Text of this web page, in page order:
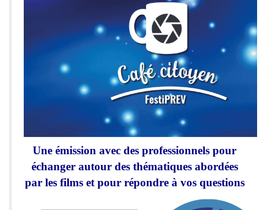
Une émission avec des professionnels pour
échanger autour des thématiques abordées
par les films et pour répondre à vos questions